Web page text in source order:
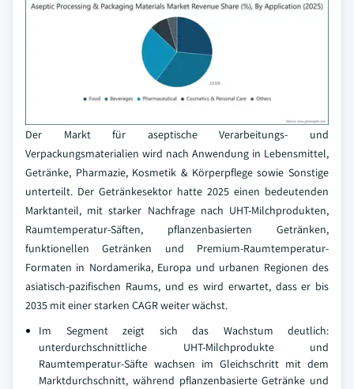
Der Markt für aseptische Verarbeitungs- und
Verpackungsmaterialien wird nach Anwendung in Lebensmittel,
Getränke, Pharmazie, Kosmetik & Körperpflege sowie Sonstige
unterteilt. Der Getränkesektor hatte 2025 einen bedeutenden
Marktanteil, mit starker Nachfrage nach UHT-Milchprodukten,
Raumtemperatur-Säften, pflanzenbasierten Getränken,
funktionellen Getränken und Premium-Raumtemperatur-
Formaten in Nordamerika, Europa und urbanen Regionen des
asiatisch-pazifischen Raums, und es wird erwartet, dass er bis
2035 mit einer starken CAGR weiter wächst.
Im Segment zeigt sich das Wachstum deutlich:
unterdurchschnittliche UHT-Milchprodukte und
Raumtemperatur-Säfte wachsen im Gleichschritt mit dem
Marktdurchschnitt, während pflanzenbasierte Getränke und